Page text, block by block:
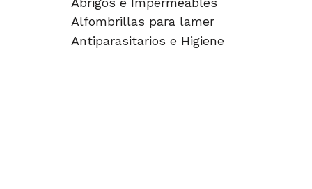
Alfombrillas para lamer
Antiparasitarios e Higiene